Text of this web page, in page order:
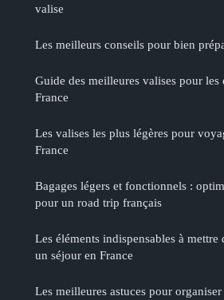
valise
Les meilleurs conseils pour bien
Guide des meilleures valises pour les
France
Les valises les plus légères pour
France
Bagages légers et fonctionnels :
pour un road trip français
Les éléments indispensables à mettre
un séjour en France
Les meilleures astuces pour